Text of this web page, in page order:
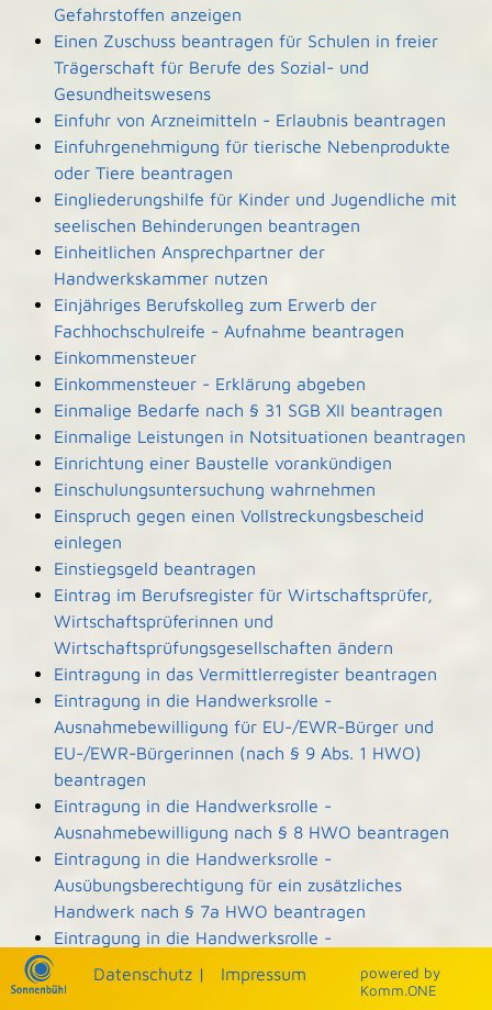
Gefahrstoffen anzeigen
Einen Zuschuss beantragen für Schulen in freier
Trägerschaft für Berufe des Sozial- und
Gesundheitswesens
Einfuhr von Arzneimitteln - Erlaubnis beantragen
Einfuhrgenehmigung für tierische Nebenprodukte
oder Tiere beantragen
Eingliederungshilfe für Kinder und Jugendliche mit
seelischen Behinderungen beantragen
Einheitlichen Ansprechpartner der
Handwerkskammer nutzen
Einjähriges Berufskolleg zum Erwerb der
Fachhochschulreife - Aufnahme beantragen
Einkommensteuer
Einkommensteuer - Erklärung abgeben
Einmalige Bedarfe nach § 31 SGB XII beantragen
Einmalige Leistungen in Notsituationen beantragen
Einrichtung einer Baustelle vorankündigen
Einschulungsuntersuchung wahrnehmen
Einspruch gegen einen Vollstreckungsbescheid
einlegen
Einstiegsgeld beantragen
Eintrag im Berufsregister für Wirtschaftsprüfer,
Wirtschaftsprüferinnen und
Wirtschaftsprüfungsgesellschaften ändern
Eintragung in das Vermittlerregister beantragen
Eintragung in die Handwerksrolle -
Ausnahmebewilligung für EU-/EWR-Bürger und
EU-/EWR-Bürgerinnen (nach § 9 Abs. 1 HWO)
beantragen
Eintragung in die Handwerksrolle -
Ausnahmebewilligung nach § 8 HWO beantragen
Eintragung in die Handwerksrolle -
Ausübungsberechtigung für ein zusätzliches
Handwerk nach § 7a HWO beantragen
Eintragung in die Handwerksrolle -
Ausübungsberechtigung nach § 7b HWO
beantragen
powered by
Komm.ONE
Datenschutz | Impressum